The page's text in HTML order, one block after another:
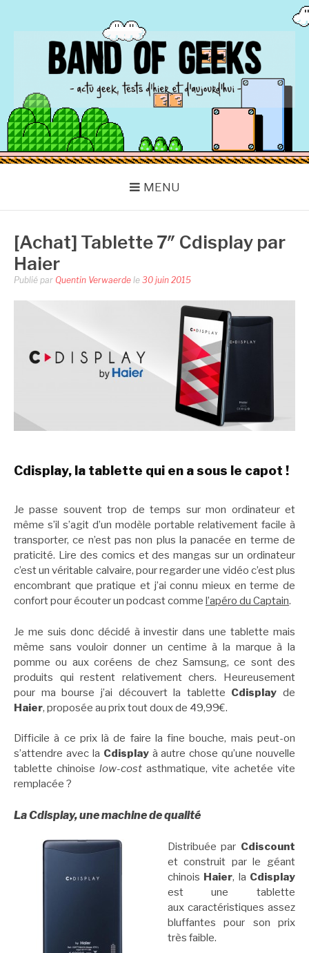
BAND OF GEEKS
Actu Geek d'hier et d'aujourd'hui
MENU
[Achat] Tablette 7″ Cdisplay par
Haier
Publié par Quentin Verwaerde le 30 juin 2015
Cdisplay, la tablette qui en a sous le capot !
Je passe souvent trop de temps sur mon ordinateur et
même s’il s’agit d’un modèle portable relativement facile à
transporter, ce n’est pas non plus la panacée en terme de
praticité. Lire des comics et des mangas sur un ordinateur
c’est un véritable calvaire, pour regarder une vidéo c’est plus
encombrant que pratique et j’ai connu mieux en terme de
confort pour écouter un podcast comme l’apéro du Captain.
Je me suis donc décidé à investir dans une tablette mais
même sans vouloir donner un centime à la marque à la
pomme ou aux coréens de chez Samsung, ce sont des
produits qui restent relativement chers. Heureusement
pour ma bourse j’ai découvert la tablette Cdisplay de
Haier, proposée au prix tout doux de 49,99€.
Difficile à ce prix là de faire la fine bouche, mais peut-on
s’attendre avec la Cdisplayà autre chose qu’une nouvelle
tablette chinoise low-cost asthmatique, vite achetée vite
remplacée ?
La Cdisplay, une machine de qualité
Distribuée par Cdiscount
et construit par le géant
chinois Haier, la Cdisplay
est une tablette
aux caractéristiques assez
bluffantes pour son prix
très faible.